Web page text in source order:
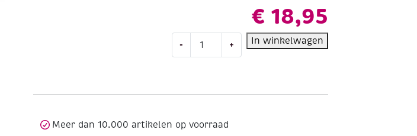
€ 18,95
-
lijmpompje
+ In winkelwagen
Meer dan 10.000 artikelen op voorraad